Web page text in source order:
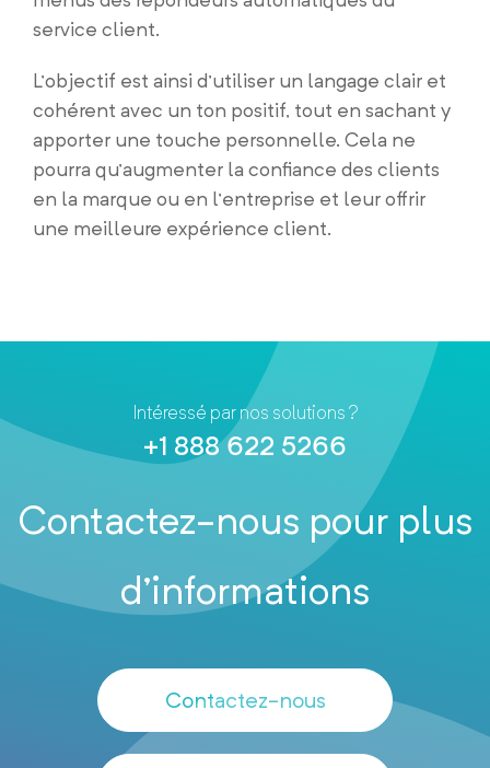
service client.
L’objectif est ainsi d’utiliser un langage clair et
cohérent avec un ton positif, tout en sachant y
apporter une touche personnelle. Cela ne
pourra qu’augmenter la confiance des clients
en la marque ou en l’entreprise et leur offrir
une meilleure expérience client.
Intéressé par nos solutions ?
+1 888 622 5266
Contactez-nous pour plus
d’informations
Contactez-nous